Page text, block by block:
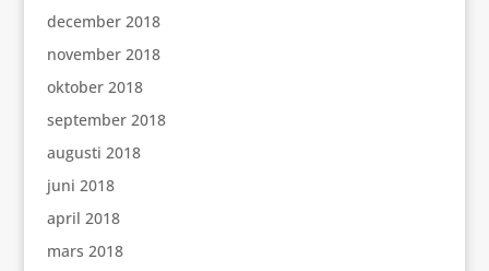
december 2018
november 2018
oktober 2018
september 2018
augusti 2018
juni 2018
april 2018
mars 2018